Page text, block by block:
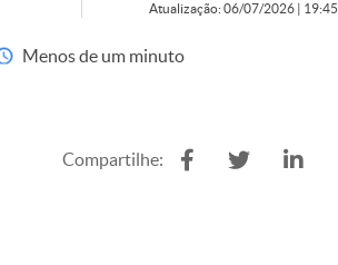
Atualização: 06/07/2026 | 19:45
Menos de um minuto
Compartilhe: